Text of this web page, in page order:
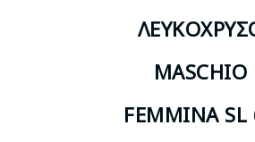
MASCHIO
FEMMINA SL